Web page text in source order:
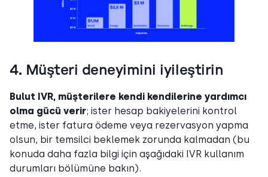
4. Müşteri deneyimini iyileştirin
Bulut IVR, müşterilere kendi kendilerine yardımcı
olma gücü verir; ister hesap bakiyelerini kontrol
etme, ister fatura ödeme veya rezervasyon yapma
olsun, bir temsilci beklemek zorunda kalmadan (bu
konuda daha fazla bilgi için aşağıdaki IVR kullanım
durumları bölümüne bakın).